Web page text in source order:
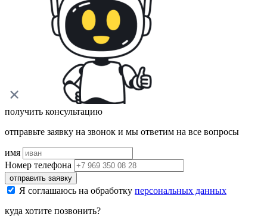
получить консультацию
отправьте заявку на звонок и мы ответим на все вопросы
имя
Номер телефона
отправить заявку
Я соглашаюсь на обработку персональных данных
куда хотите позвонить?